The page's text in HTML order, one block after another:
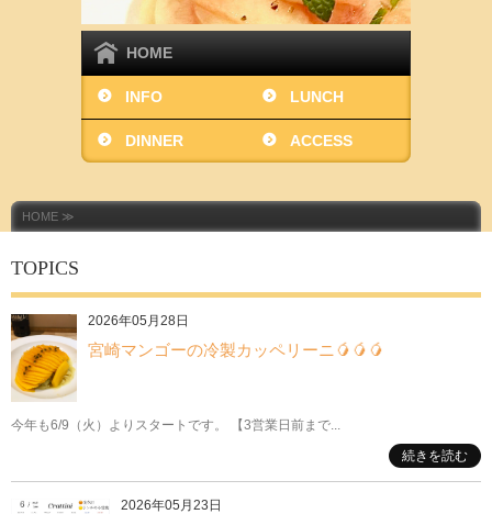
HOME
INFO LUNCH
DINNER ACCESS
HOME ≫
TOPICS
2026年05月28日
宮崎マンゴーの冷製カッペリーニ🥭🥭🥭
今年も6/9（火）よりスタートです。 【3営業日前まで...
続きを読む
2026年05月23日